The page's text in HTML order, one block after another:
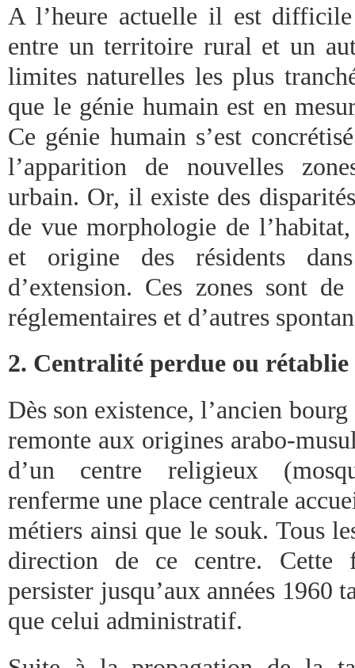
A l’heure actuelle il est
entre un territoire rural et un
limites naturelles les plus
que le génie humain est en
Ce génie humain s’est
l’apparition de nouvelles
urbain. Or, il existe des
de vue morphologie de
et origine des résidents
d’extension. Ces zones sont
réglementaires et d’autres
2. Centralité perdue ou rétablie
Dès son existence, l’ancien
remonte aux origines arabo-
d’un centre religieux
renferme une place centrale
métiers ainsi que le souk. Tous
direction de ce centre. Cette
persister jusqu’aux années 1960
que celui administratif.